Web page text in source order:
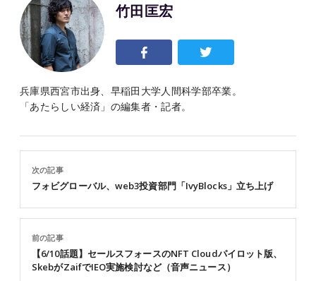
竹田匡宏
兵庫県西宮市出身、早稲田大学人間科学部卒業。
「あたらしい経済」の編集者・記者。
前の記事
【6/10話題】セールスフォースのNFT Cloudパイロット版、
SkebがZaifでIEO実施検討など（音声ニュース）
次の記事
フォビグローバル、web3投資部門「IvyBlocks」立ち上げ